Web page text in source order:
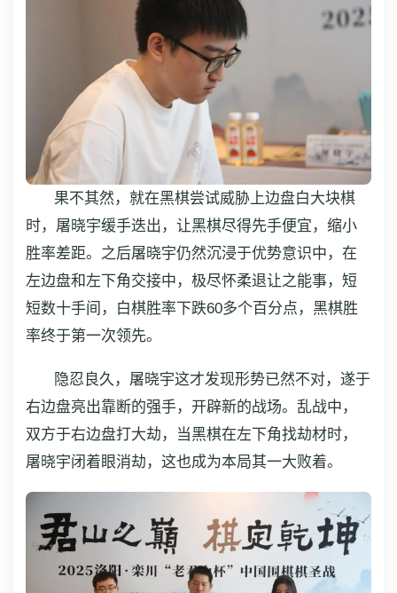
果不其然，就在黑棋尝试威胁上边盘白大块棋
时，屠晓宇缓手迭出，让黑棋尽得先手便宜，缩小
胜率差距。之后屠晓宇仍然沉浸于优势意识中，在
左边盘和左下角交接中，极尽怀柔退让之能事，短
短数十手间，白棋胜率下跌60多个百分点，黑棋胜
率终于第一次领先。
隐忍良久，屠晓宇这才发现形势已然不对，遂于
右边盘亮出靠断的强手，开辟新的战场。乱战中，
双方于右边盘打大劫，当黑棋在左下角找劫材时，
屠晓宇闭着眼消劫，这也成为本局其一大败着。